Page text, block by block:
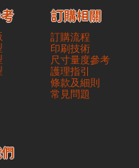
訂購流程
印刷技術
尺寸量度參考
護理指引
條款及細則
​常見問題
訂購相關